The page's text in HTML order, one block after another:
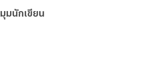
มุมนักเขียน